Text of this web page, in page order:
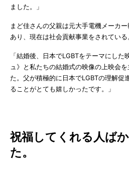
ました。」
まど佳さんの父親は元大手電機メーカ
あり、現在は社会貢献事業をされている
「結婚後、日本でLGBTをテーマにし
ュ》と私たちの結婚式の映像の上映会
た。父が積極的に日本でLGBTの理解促
ることがとても嬉しかったです。」
祝福してくれる人ば
た。